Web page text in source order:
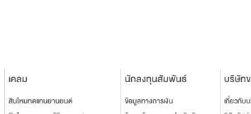
เคลม
สินไหมทดแทนยานยนต์
นักลงทุนสัมพันธ์
ข้อมูลทางการเงิน
บริษัทข
เกี่ยวกับ